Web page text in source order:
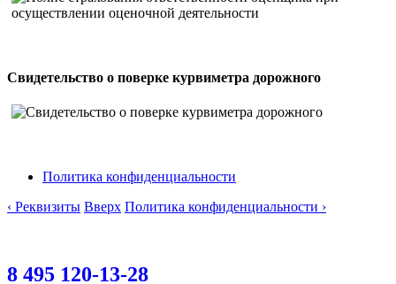
Свидетельство о поверке курвиметра дорожного
Политика конфиденциальности
‹ Реквизиты Вверх Политика конфиденциальности ›
8 495 120-13-28